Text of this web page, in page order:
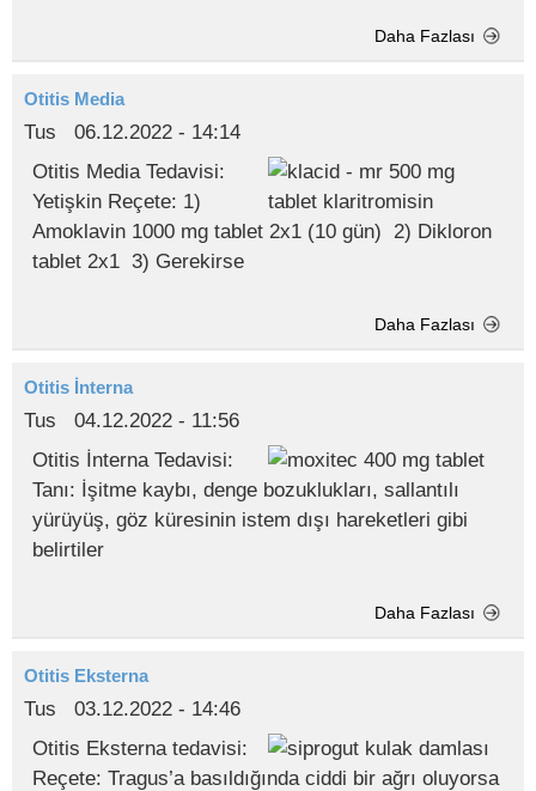
Daha Fazlası
Otitis Media
Tus
06.12.2022 - 14:14
Otitis Media Tedavisi:
Yetişkin Reçete: 1)
Amoklavin 1000 mg tablet 2x1 (10 gün) 2) Dikloron
tablet 2x1 3) Gerekirse
Daha Fazlası
Otitis İnterna
Tus
04.12.2022 - 11:56
Otitis İnterna Tedavisi:
Tanı: İşitme kaybı, denge bozuklukları, sallantılı
yürüyüş, göz küresinin istem dışı hareketleri gibi
belirtiler
Daha Fazlası
Otitis Eksterna
Tus
03.12.2022 - 14:46
Otitis Eksterna tedavisi:
Reçete: Tragus’a basıldığında ciddi bir ağrı oluyorsa